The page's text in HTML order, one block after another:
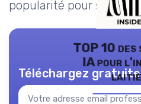
popularité pour ses
TOP 10
IA pour
Téléchargez